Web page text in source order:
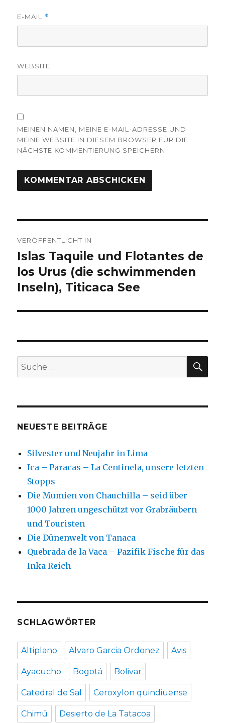
E-MAIL *
WEBSITE
MEINEN NAMEN, MEINE E-MAIL-ADRESSE UND
MEINE WEBSITE IN DIESEM BROWSER FÜR DIE
NÄCHSTE KOMMENTIERUNG SPEICHERN.
Navigation
VERÖFFENTLICHT IN
Islas Taquile und Flotantes de
los Urus (die schwimmenden
Inseln), Titicaca See
Suche
nach:
NEUESTE BEITRÄGE
Silvester und Neujahr in Lima
Ica – Paracas – La Centinela, unsere letzten
Stopps
Die Mumien von Chauchilla – seid über
1000 Jahren ungeschützt vor Grabräubern
und Touristen
Die Dünenwelt von Tanaca
Quebrada de la Vaca – Pazifik Fische für das
Inka Reich
SCHLAGWÖRTER
Altiplano Alvaro Garcia Ordonez Avis
Ayacucho Bogotá Bolivar
Catedral de Sal Ceroxylon quindiuense
Chimú Desierto de La Tatacoa